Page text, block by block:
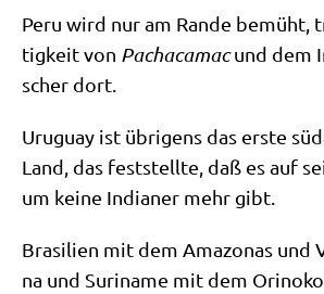
Peru wird nur am Ran­de bemüht,
tig­keit von Pacha­ca­macund dem
scher dort.
Uru­gu­ay ist übri­gens das erste
Land, das fest­stell­te, daß es auf
um kei­ne India­ner mehr gibt.
Bra­si­li­en mit dem Ama­zo­nas und
na und Suri­na­me mit dem